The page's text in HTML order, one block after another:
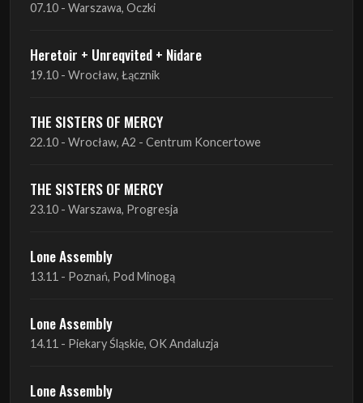
07.10 - Warszawa, Oczki
Heretoir + Unreqvited + Nidare
19.10 - Wrocław, Łącznik
THE SISTERS OF MERCY
22.10 - Wrocław, A2 - Centrum Koncertowe
THE SISTERS OF MERCY
23.10 - Warszawa, Progresja
Lone Assembly
13.11 - Poznań, Pod Minogą
Lone Assembly
14.11 - Piekary Śląskie, OK Andaluzja
Lone Assembly